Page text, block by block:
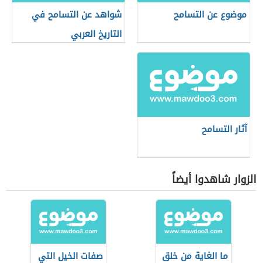
موضوع عن التسامح
شواهد عن التسامح في
التاريخ العربي
آثار التسامح
الزوار شاهدوا أيضاً
ما الغاية من خلق
صفات الخيل التي